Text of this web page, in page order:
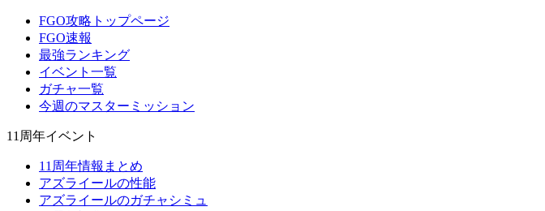
FGO攻略トップページ
FGO速報
最強ランキング
イベント一覧
ガチャ一覧
今週のマスターミッション
11周年イベント
11周年情報まとめ
アズライールの性能
アズライールのガチャシミュ